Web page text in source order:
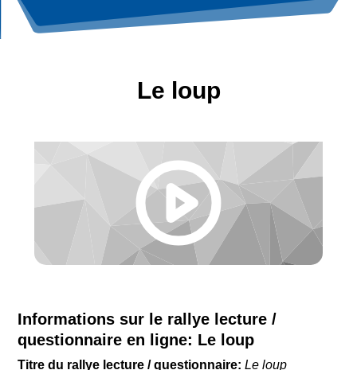
Le loup
Informations sur le rallye lecture /
questionnaire en ligne: Le loup
Titre du rallye lecture / questionnaire:Le loup